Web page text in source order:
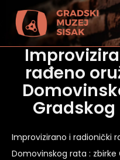
rađeno
Gradskog
Improvizirano i radionički
Domovinskog rata : zbirke